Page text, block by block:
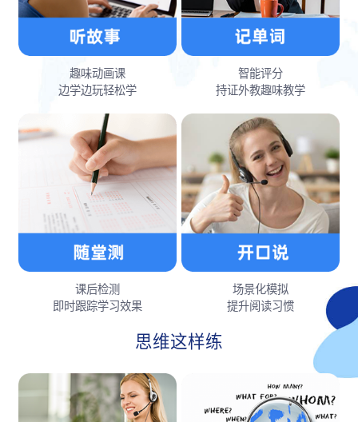
趣味动画课
边学边玩轻松学
智能评分
持证外教趣味教学
课后检测
即时跟踪学习效果
场景化模拟
提升阅读习惯
思维这样练